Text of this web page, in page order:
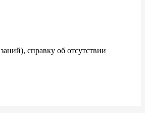
справку об отсутствии